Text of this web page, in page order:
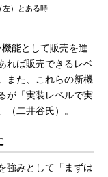
左）とある時
能として販売を進
れば販売できるレベ
また、これらの新機
が「実装レベルで実
二井谷氏）。
強みとして「まずは